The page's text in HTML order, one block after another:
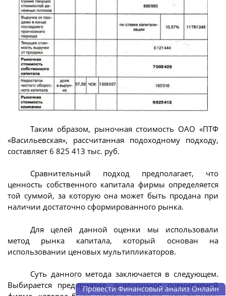
Таким образом, рыночная стоимость ОАО «ПТФ
«Васильевская», рассчитанная подоходному подходу,
составляет 6 825 413 тыс. руб.
Сравнительный подход предполагает, что
ценность собственного капитала фирмы определяется
той суммой, за которую она может быть продана при
наличии достаточно сформированного рынка.
Для целей данной оценки мы использовали
метод рынка капитала, который основан на
использовании ценовых мультипликаторов.
Суть данного метода заключается в следующем.
Выбирается предприятие, аналогичное оцениваемой
Провести Финансовый анализ Онлайн